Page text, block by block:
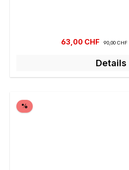
Verkaufspreis:
63,00 CHF 90,00 CHF
Details
%Rabatt